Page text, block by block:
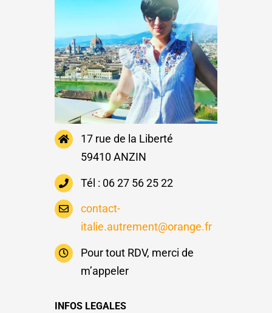
17 rue de la Liberté
59410 ANZIN
Tél : 06 27 56 25 22
contact-
italie.autrement@orange.fr
Pour tout RDV, merci de
m’appeler
INFOS LEGALES